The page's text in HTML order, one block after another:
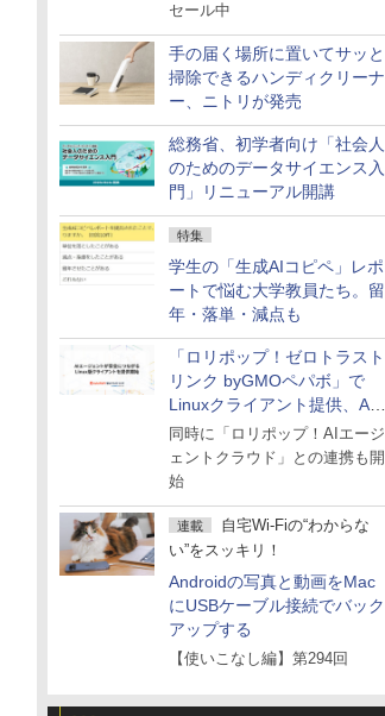
セール中
手の届く場所に置いてサッと
掃除できるハンディクリーナ
ー、ニトリが発売
総務省、初学者向け「社会人
のためのデータサイエンス入
門」リニューアル開講
特集
学生の「生成AIコピペ」レポ
ートで悩む大学教員たち。留
年・落単・減点も
「ロリポップ！ゼロトラスト
リンク byGMOペパボ」で
Linuxクライアント提供、AI
エージェントの接続が容易に
同時に「ロリポップ！AIエージ
ェントクラウド」との連携も開
始
連載
自宅Wi-Fiの“わからな
い”をスッキリ！
Androidの写真と動画をMac
にUSBケーブル接続でバック
アップする
【使いこなし編】第294回